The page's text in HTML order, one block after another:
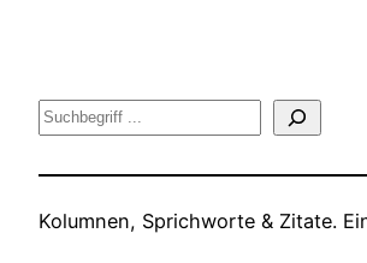
Suche
Kolumnen, Sprichworte & Zitate.